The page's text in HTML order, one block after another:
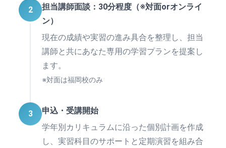
2
担当講師面談：30分程度（※対面orオンライ
ン）
現在の成績や実習の進み具合を整理し、担当
講師と共にあなた専用の学習プランを提案し
ます。
※対面は福岡校のみ
3
申込・受講開始
学年別カリキュラムに沿った個別計画を作成
し、実習科目のサポートと定期演習を組み合